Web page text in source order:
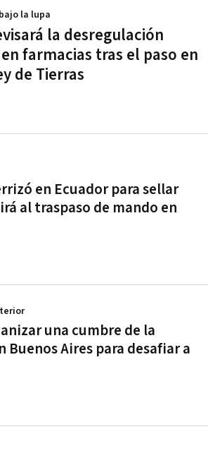
la desregulación
farmacias tras el paso en
de Tierras
la lupa
en Ecuador para sellar
al traspaso de mando en
una cumbre de la
Buenos Aires para desafiar a